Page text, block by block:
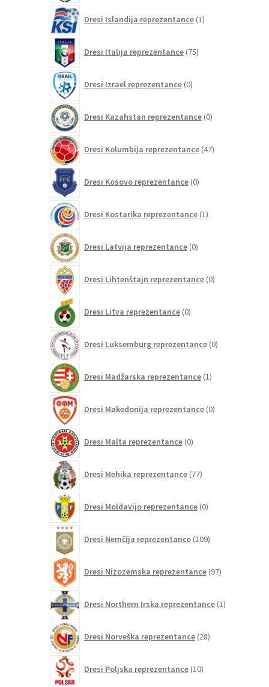
Dresi Islandija reprezentance 1izdelek
Dresi Italija reprezentance 75izdelkov
Dresi Izrael reprezentance 0izdelkov
Dresi Kazahstan reprezentance 0izdelkov
Dresi Kolumbija reprezentance 47izdelkov
Dresi Kosovo reprezentance 0izdelkov
Dresi Kostarika reprezentance 1izdelek
Dresi Latvija reprezentance 0izdelkov
Dresi Lihtenštajn reprezentance 0izdelkov
Dresi Litva reprezentance 0izdelkov
Dresi Luksemburg reprezentance 0izdelkov
Dresi Madžarska reprezentance 1izdelek
Dresi Makedonija reprezentance 0izdelkov
Dresi Malta reprezentance 0izdelkov
Dresi Mehika reprezentance 77izdelkov
Dresi Moldavijo reprezentance 0izdelkov
Dresi Nemčija reprezentance 109izdelkov
Dresi Nizozemska reprezentance 97izdelkov
Dresi Northern Irska reprezentance 1izdelek
Dresi Norveška reprezentance 28izdelkov
Dresi Poljska reprezentance 10izdelkov